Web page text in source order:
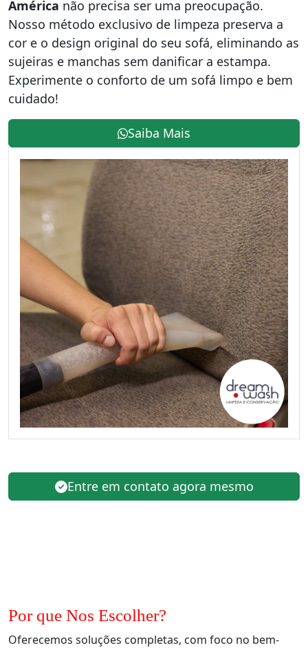
América não precisa ser uma preocupação.
Nosso método exclusivo de limpeza preserva a
cor e o design original do seu sofá, eliminando as
sujeiras e manchas sem danificar a estampa.
Experimente o conforto de um sofá limpo e bem
cuidado!
Saiba Mais
Entre em contato agora mesmo
Por que Nos Escolher?
Oferecemos soluções completas, com foco no bem-